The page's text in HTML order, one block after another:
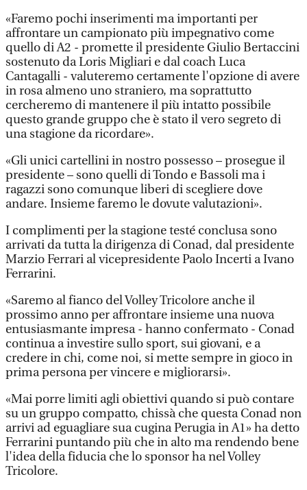
«Faremo pochi inserimenti ma importanti per
affrontare un campionato più impegnativo come
quello di A2 - promette il presidente Giulio Bertaccini
sostenuto da Loris Migliari e dal coach Luca
Cantagalli - valuteremo certamente l'opzione di avere
in rosa almeno uno straniero, ma soprattutto
cercheremo di mantenere il più intatto possibile
questo grande gruppo che è stato il vero segreto di
una stagione da ricordare».
«Gli unici cartellini in nostro possesso – prosegue il
presidente – sono quelli di Tondo e Bassoli ma i
ragazzi sono comunque liberi di scegliere dove
andare. Insieme faremo le dovute valutazioni».
I complimenti per la stagione testé conclusa sono
arrivati da tutta la dirigenza di Conad, dal presidente
Marzio Ferrari al vicepresidente Paolo Incerti a Ivano
Ferrarini.
«Saremo al fianco del Volley Tricolore anche il
prossimo anno per affrontare insieme una nuova
entusiasmante impresa - hanno confermato - Conad
continua a investire sullo sport, sui giovani, e a
credere in chi, come noi, si mette sempre in gioco in
prima persona per vincere e migliorarsi».
«Mai porre limiti agli obiettivi quando si può contare
su un gruppo compatto, chissà che questa Conad non
arrivi ad eguagliare sua cugina Perugia in A1» ha detto
Ferrarini puntando più che in alto ma rendendo bene
l'idea della fiducia che lo sponsor ha nel Volley
Tricolore.